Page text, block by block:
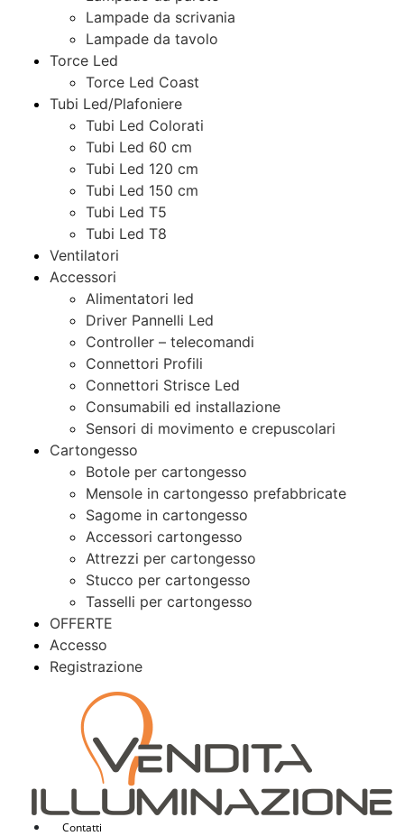
Lampade da scrivania
Lampade da tavolo
Torce Led
Torce Led Coast
Tubi Led/Plafoniere
Tubi Led Colorati
Tubi Led 60 cm
Tubi Led 120 cm
Tubi Led 150 cm
Tubi Led T5
Tubi Led T8
Ventilatori
Accessori
Alimentatori led
Driver Pannelli Led
Controller – telecomandi
Connettori Profili
Connettori Strisce Led
Consumabili ed installazione
Sensori di movimento e crepuscolari
Cartongesso
Botole per cartongesso
Mensole in cartongesso prefabbricate
Sagome in cartongesso
Accessori cartongesso
Attrezzi per cartongesso
Stucco per cartongesso
Tasselli per cartongesso
OFFERTE
Accesso
Registrazione
Contatti